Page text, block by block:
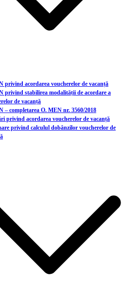
privind acordarea voucherelor de vacanță
privind stabilirea modalității de acordare a
de vacanță
– completarea O. MEN nr. 3560/2018
privind acordarea voucherelor de vacanță
privind calculul dobânzilor voucherelor de